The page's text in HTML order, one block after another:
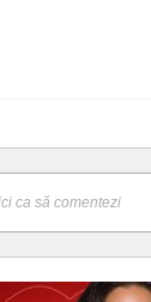
ca să comentezi